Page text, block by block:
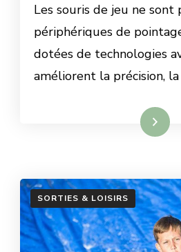
Les souris de jeu ne sont
périphériques de
dotées de technologies
améliorent la précision,
Lire la suite
SORTIES & LOISIRS